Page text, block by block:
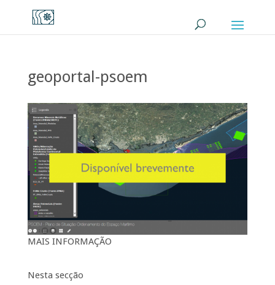
geoportal-psoem
MAIS INFORMAÇÃO
Nesta secção